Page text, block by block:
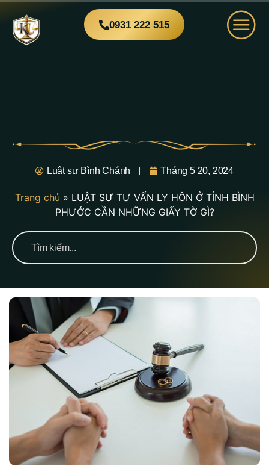
0931 222 515
Luật sư Bình Chánh Tháng 5 20, 2024
Trang chủ » LUẬT SƯ TƯ VẤN LY HÔN Ở TỈNH BÌNH
PHƯỚC CẦN NHỮNG GIẤY TỜ GÌ?